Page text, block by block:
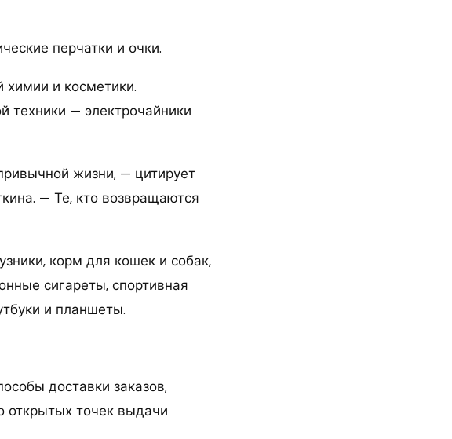
перчатки и очки.
и косметики.
техники — электрочайники
жизни, — цитирует
— Те, кто возвращаются
корм для кошек и собак,
сигареты, спортивная
и планшеты.
доставки заказов,
открытых точек выдачи